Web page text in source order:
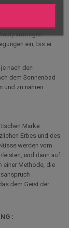
Balsams und
auftragen.
ein, bis er
nach den
dem Sonnenbad
und zu nähren.
Marke
Erbes und des
werden vom
und dann auf
einer Methode, die
dem Geist der
: